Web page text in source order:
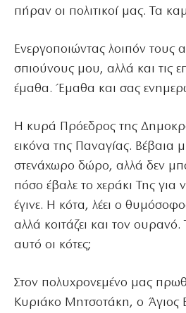
πήραν οι πολιτικοί μας. Τα
Ενεργοποιώντας λοιπόν τους
σπιούνους μου, αλλά και τις
έμαθα. Έμαθα και σας
Η κυρά Πρόεδρος της
εικόνα της Παναγίας. Βέβαια
στενάχωρο δώρο, αλλά δεν
πόσο έβαλε το χεράκι Της για
έγινε. Η κότα, λέει ο
αλλά κοιτάζει και τον
αυτό οι κότες;
Στον πολυχρονεμένο μας
Κυριάκο Μητσοτάκη, ο Άγιος